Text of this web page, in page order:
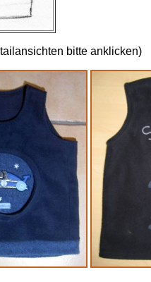
bitte anklicken)